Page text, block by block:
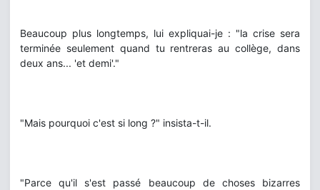
Beaucoup plus longtemps, lui expliquai-je : "la crise sera
terminée seulement quand tu rentreras au collège, dans
deux ans... 'et demi'."
"Mais pourquoi c'est si long ?" insista-t-il.
"Parce qu'il s'est passé beaucoup de choses bizarres